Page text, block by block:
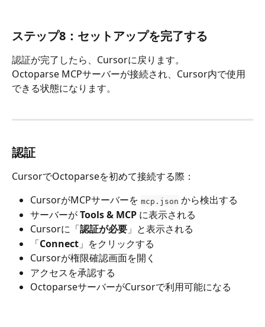
ステップ8：セットアップを完了する
認証が完了したら、Cursorに戻ります。
Octoparse MCPサーバーが接続され、Cursor内で使用
できる状態になります。
認証
CursorでOctoparseを初めて接続する際：
CursorがMCPサーバーを mcp.json から検出する
サーバーが Tools & MCP に表示される
Cursorに「認証が必要 」と表示される
「Connect 」をクリックする
Cursorが権限確認画面を開く
アクセスを承認する
OctoparseサーバーがCursorで利用可能になる